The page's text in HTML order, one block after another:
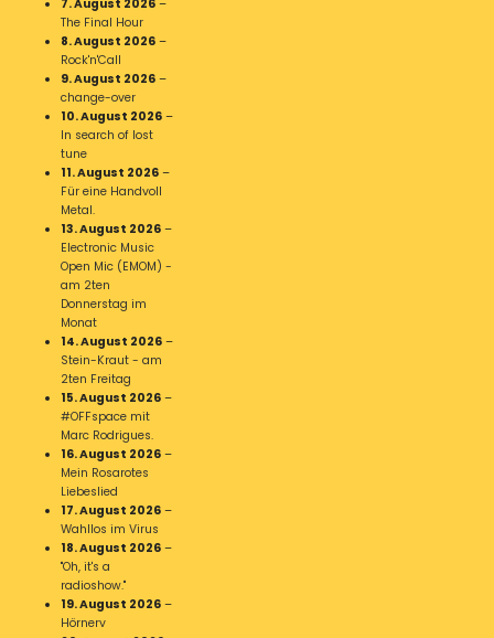
7. August 2026 –
The Final Hour
8. August 2026 –
Rock'n'Call
9. August 2026 –
change-over
10. August 2026 –
In search of lost
tune
11. August 2026 –
Für eine Handvoll
Metal.
13. August 2026 –
Electronic Music
Open Mic (EMOM) -
am 2ten
Donnerstag im
Monat
14. August 2026 –
Stein-Kraut - am
2ten Freitag
15. August 2026 –
#OFFspace mit
Marc Rodrigues.
16. August 2026 –
Mein Rosarotes
Liebeslied
17. August 2026 –
Wahllos im Virus
18. August 2026 –
"Oh, it's a
radioshow."
19. August 2026 –
Hörnerv